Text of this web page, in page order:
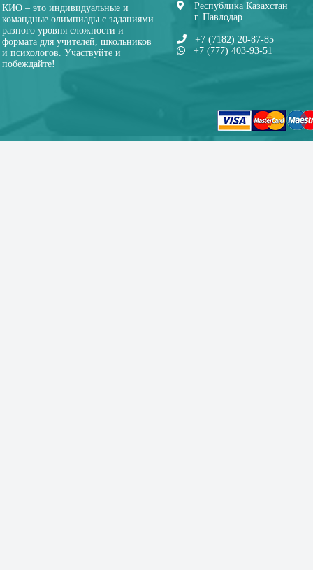
КИО – это индивидуальные и
командные олимпиады с заданиями
разного уровня сложности и
формата для учителей, школьников
и психологов. Участвуйте и
побеждайте!
Республика Казахстан
г. Павлодар
+7 (7182) 20-87-85
+7 (777) 403-93-51